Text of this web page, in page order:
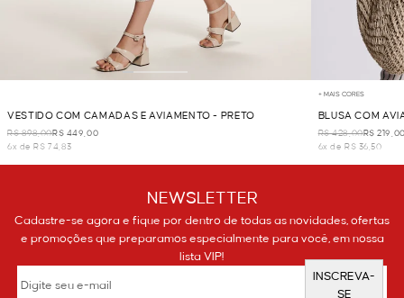
VESTIDO COM CAMADAS E AVIAMENTO - PRETO
R$ 898,00R$ 449,00
6x de R$ 74,83
+ MAIS CORES
BLUSA COM
R$ 428,00R$
6x de R$ 36,50
NEWSLETTER
Cadastre-se agora e fique por dentro de todas as novidades, ofertas
e promoções que preparamos especialmente para você, em nossa
lista VIP!
INSCREVA-
SE